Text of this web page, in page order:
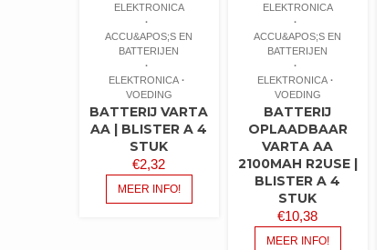
ELEKTRONICA
ACCU&APOS;S EN
BATTERIJEN
ELEKTRONICA
VOEDING
BATTERIJ VARTA
AA | BLISTER A 4
STUK
€2,32
MEER INFO!
ELEKTRONICA
ACCU&APOS;S EN
BATTERIJEN
ELEKTRONICA
VOEDING
BATTERIJ
OPLAADBAAR
VARTA AA
2100MAH R2USE |
BLISTER A 4
STUK
€10,38
MEER INFO!